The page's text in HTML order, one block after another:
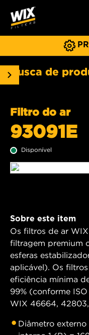
Busca de
Filtro do ar
93091E
Disponível
Sobre este item
Os filtros de ar
filtragem premium
esferas
aplicável). Os
eficiência mínima
99% (conforme
WIX 46664,
Diâmetro